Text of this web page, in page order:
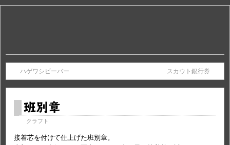
ハゲワシビーバー スカウト銀行券
班別章
クラフト
接着芯を付けて仕上げた班別章。